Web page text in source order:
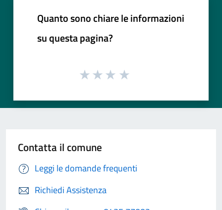
Quanto sono chiare le informazioni
su questa pagina?
Contatta il comune
Leggi le domande frequenti
Richiedi Assistenza